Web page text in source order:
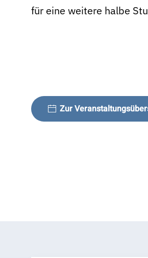
für eine weitere halbe
Zur